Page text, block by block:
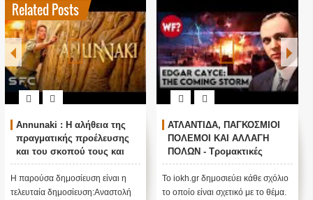
Related Posts
Annunaki : Η αλήθεια της
πραγματικής προέλευσης
και του σκοπού τους και
αναστολή λειτουργίας μας
....
Η παρούσα δημοσίευση είναι η
τελευταία δημοσίευση:Αναστολή
ΑΤΛΑΝΤΙΔΑ, ΠΑΓΚΟΣΜΙΟΙ
ΠΟΛΕΜΟΙ ΚΑΙ ΑΛΛΑΓΗ
ΠΟΛΩΝ - Τρομακτικές
προβλέψεις του Edgar
Cayce (Video)
Το iokh.gr δημοσιεύει κάθε σχόλιο
το οποίο είναι σχετικό με το θέμα.